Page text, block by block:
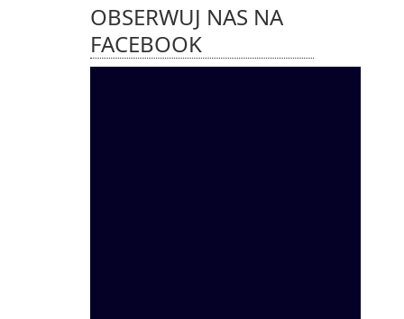
OBSERWUJ NAS NA
FACEBOOK